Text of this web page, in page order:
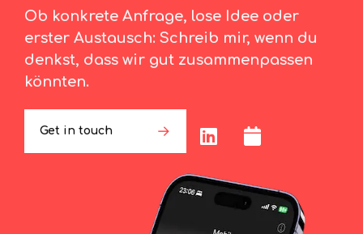
Ob konkrete Anfrage, lose Idee oder
erster Austausch: Schreib mir, wenn du
denkst, dass wir gut zusammenpassen
könnten.
Get in touch